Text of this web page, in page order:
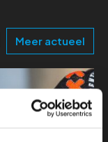
Meer actueel